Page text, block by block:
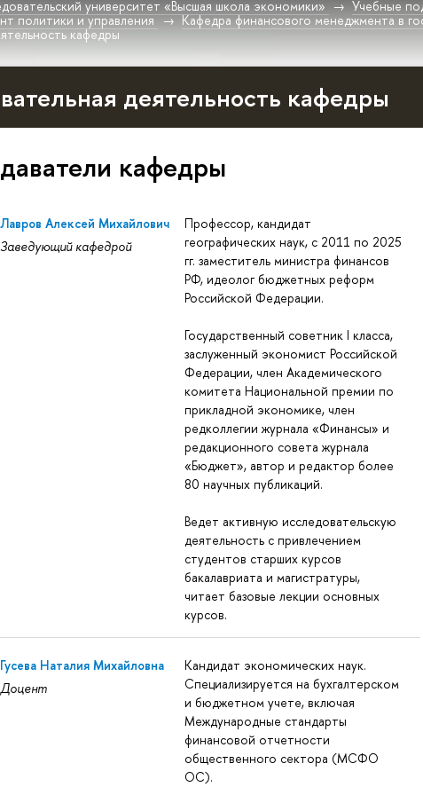
университет «Высшая школа экономики» Учебные
политики и управления
Кафедра финансового менеджмента в
кафедры
деятельность кафедры
кафедры
Лавров Алексей Михайлович
Заведующий кафедрой
Профессор, кандидат
географических наук, с 2011 по 2025
гг. заместитель министра финансов
РФ, идеолог бюджетных реформ
Российской Федерации.
Государственный советник I класса,
заслуженный экономист Российской
Федерации, член Академического
комитета Национальной премии по
прикладной экономике, член
редколлегии журнала «Финансы» и
редакционного совета журнала
«Бюджет», автор и редактор более
80 научных публикаций.
Ведет активную исследовательскую
деятельность с привлечением
студентов старших курсов
бакалавриата и магистратуры,
читает базовые лекции основных
курсов.
Гусева Наталия Михайловна
Доцент
Кандидат экономических наук.
Специализируется на бухгалтерском
и бюджетном учете, включая
Международные стандарты
финансовой отчетности
общественного сектора (МСФО
ОС).